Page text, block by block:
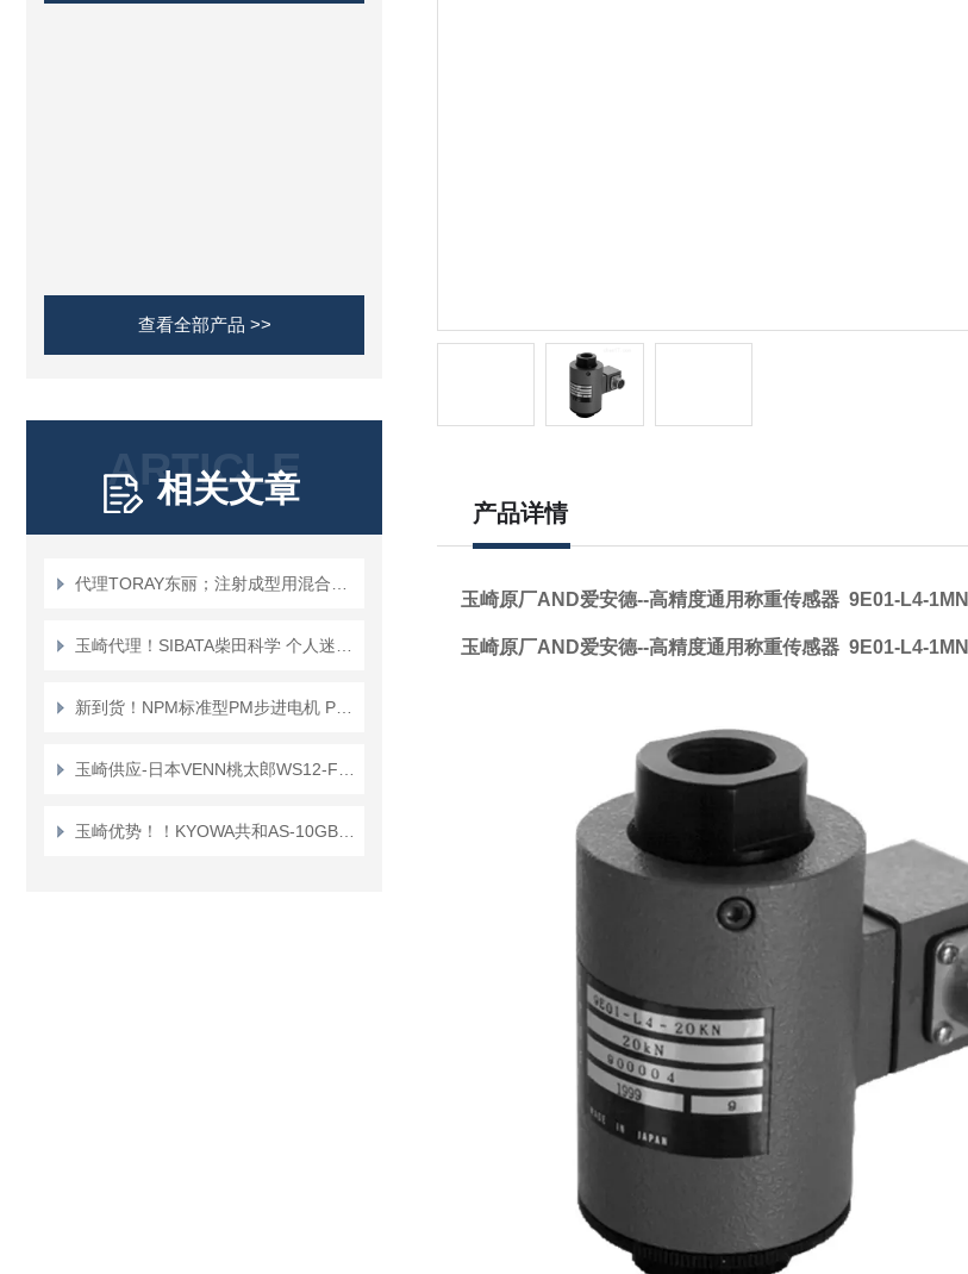
查看全部产品 >>
ARTICLE
相关文章
产品详情
玉崎原厂AND爱安德--高精度通用称重传感器9E01-L4-1MN
玉崎原厂AND爱安德--高精度通用称重传感器9E01-L4-1MN